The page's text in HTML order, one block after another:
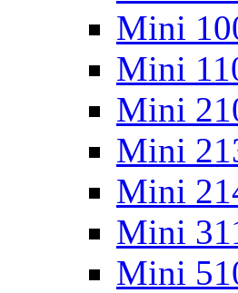
Mini
Mini
Mini
Mini
Mini
Mini
Mini